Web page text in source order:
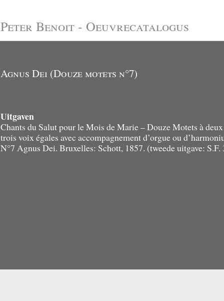
Peter Benoit - Oeuvrecatalogus
Agnus Dei (Douze motets n°7)
Uitgaven
Chants du Salut pour le Mois de Marie – Douze Motets à
trois voix égales avec accompagnement d’orgue ou
N°7 Agnus Dei. Bruxelles: Schott, 1857. (tweede uitgave: S.F.